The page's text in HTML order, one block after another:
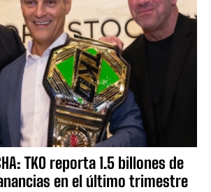
TKO reporta 1.5 billones de
en el último trimestre